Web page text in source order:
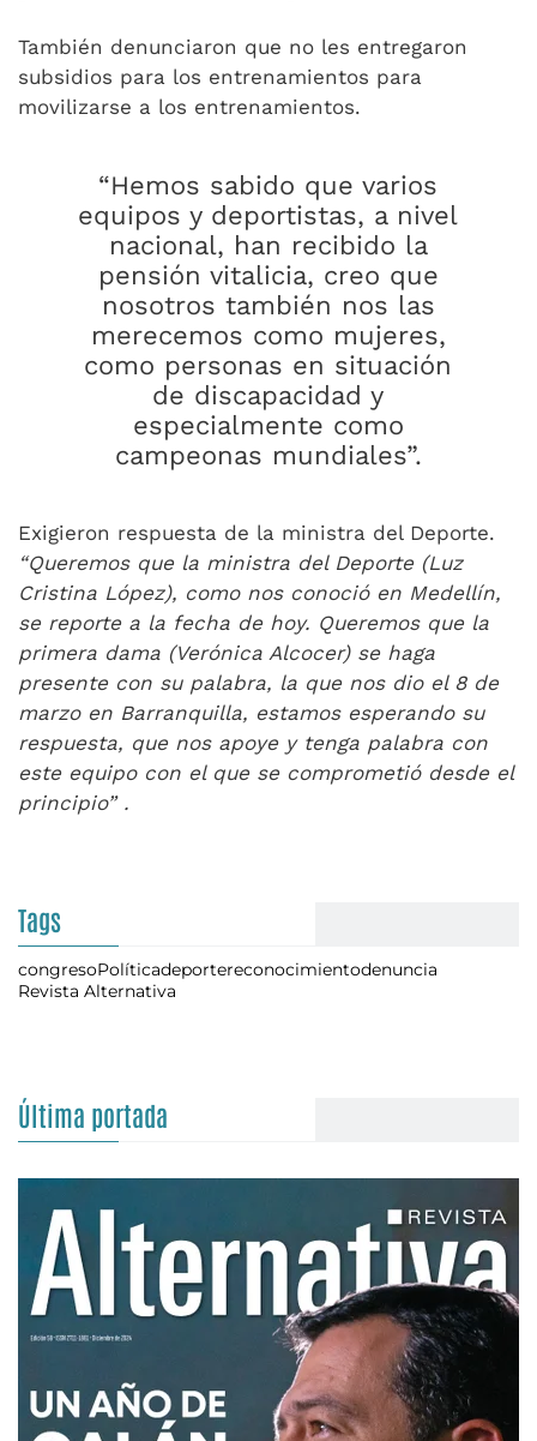
También denunciaron que no les entregaron
subsidios para los entrenamientos para
movilizarse a los entrenamientos.
“Hemos sabido que varios
equipos y deportistas, a nivel
nacional, han recibido la
pensión vitalicia, creo que
nosotros también nos las
merecemos como mujeres,
como personas en situación
de discapacidad y
especialmente como
campeonas mundiales”.
Exigieron respuesta de la ministra del Deporte.
“Queremos que la ministra del Deporte (Luz
Cristina López), como nos conoció en Medellín,
se reporte a la fecha de hoy. Queremos que la
primera dama (Verónica Alcocer) se haga
presente con su palabra, la que nos dio el 8 de
marzo en Barranquilla, estamos esperando su
respuesta, que nos apoye y tenga palabra con
este equipo con el que se comprometió desde el
principio” .
Tags
congresoPolíticadeportereconocimientodenuncia
Revista Alternativa
Última portada